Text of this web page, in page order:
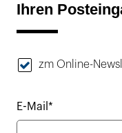
Ihren
zm Online-
E-Mail*